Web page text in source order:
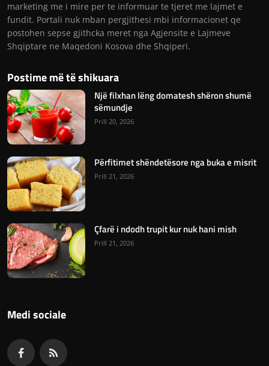
marketing me i mire per te informuar te tjeret me lajmet e
fundit. Portali nuk mban pergjithesi mbi informacionet qe
postohen sepse gjithcka meret nga Agjensite e Lajmeve
Shqiptare ne Maqedoni Kosova dhe Shqiperi.
Postime më të shikuara
Një filxhan lëng domatesh shëron shumë
sëmundje
Prill 20, 2026
Përfitimet shëndetësore nga buka e misrit
Prill 21, 2026
Çfarë i ndodh trupit kur nuk hani mish
Prill 21, 2026
Medi sociale